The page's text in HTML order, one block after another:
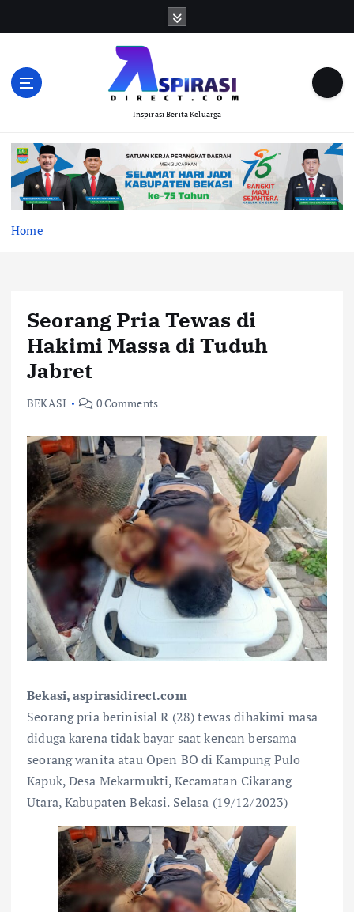
Inspirasi Berita Keluarga
Home
Seorang Pria Tewas di
Hakimi Massa di Tuduh
Jabret
BEKASI 0 Comments
Bekasi, aspirasidirect.com
Seorang pria berinisial R (28) tewas dihakimi masa
diduga karena tidak bayar saat kencan bersama
seorang wanita atau Open BO di Kampung Pulo
Kapuk, Desa Mekarmukti, Kecamatan Cikarang
Utara, Kabupaten Bekasi. Selasa (19/12/2023)